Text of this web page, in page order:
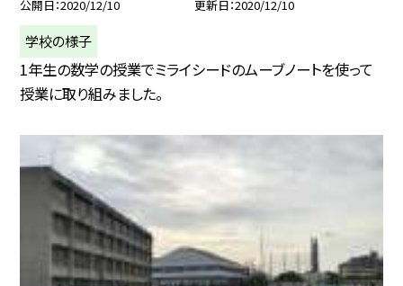
公開日 2020/12/10 更新日 2020/12/10
学校の様子
1年生の数学の授業でミライシードのムーブノートを使って
授業に取り組みました。